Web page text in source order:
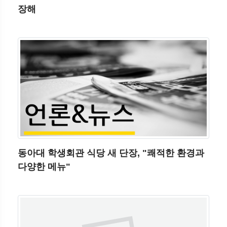
장해
동아대 학생회관 식당 새 단장, "쾌적한 환경과
다양한 메뉴"